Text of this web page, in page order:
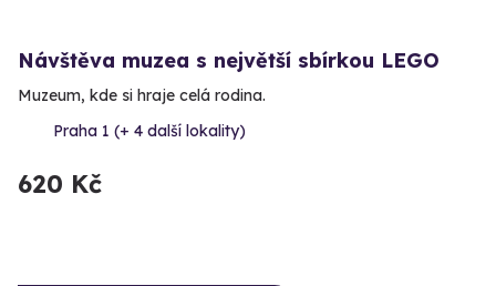
Návštěva muzea s největší sbírkou LEGO
Muzeum, kde si hraje celá rodina.
Praha 1 (+ 4 další lokality)
620 Kč